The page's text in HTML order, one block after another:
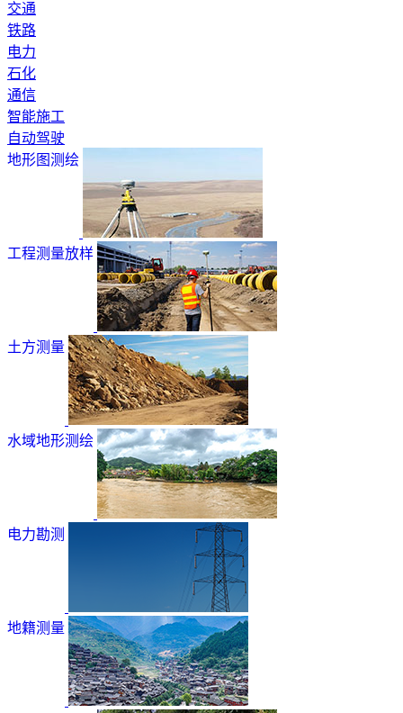
交通
铁路
电力
石化
通信
智能施工
自动驾驶
地形图测绘
工程测量放样
土方测量
水域地形测绘
电力勘测
地籍测量